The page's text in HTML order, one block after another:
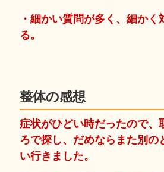
・細かい質問が多く、細か
る。
整体の感想
症状がひどい時だったので、
ろで探し、だめならまた別の
い行きました。